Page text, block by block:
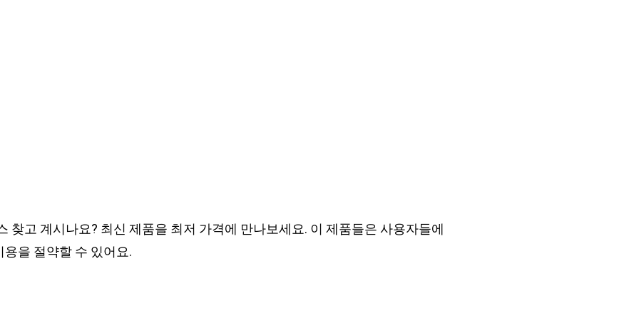
고 계시나요? 최신 제품을 최저 가격에 만나보세요. 이 제품들은 사용자들에
을 절약할 수 있어요.